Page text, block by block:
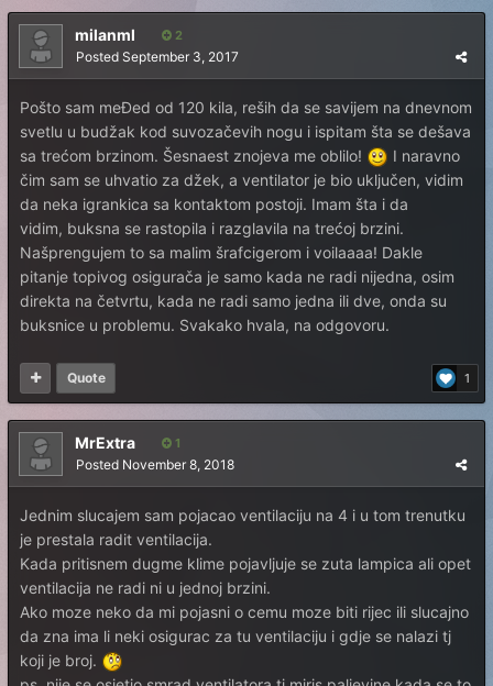
milanml 2
Posted September 3, 2017
Pošto sam meĐed od 120 kila, reših da se savijem na dnevnom
svetlu u budžak kod suvozačevih nogu i ispitam šta se dešava
sa trećom brzinom. Šesnaest znojeva me oblilo!
I naravno
čim sam se uhvatio za džek, a ventilator je bio uključen, vidim
da neka igrankica sa kontaktom postoji. Imam šta i da
vidim, buksna se rastopila i razglavila na trećoj brzini.
Našprengujem to sa malim šrafcigerom i voilaaaa! Dakle
pitanje topivog osigurača je samo kada ne radi nijedna, osim
direkta na četvrtu, kada ne radi samo jedna ili dve, onda su
buksnice u problemu. Svakako hvala, na odgovoru.
1
Quote
MrExtra 1
Posted November 8, 2018
Jednim slucajem sam pojacao ventilaciju na 4 i u tom trenutku
je prestala radit ventilacija.
Kada pritisnem dugme klime pojavljuje se zuta lampica ali opet
ventilacija ne radi ni u jednoj brzini.
Ako moze neko da mi pojasni o cemu moze biti rijec ili slucajno
da zna ima li neki osigurac za tu ventilaciju i gdje se nalazi tj
koji je broj.